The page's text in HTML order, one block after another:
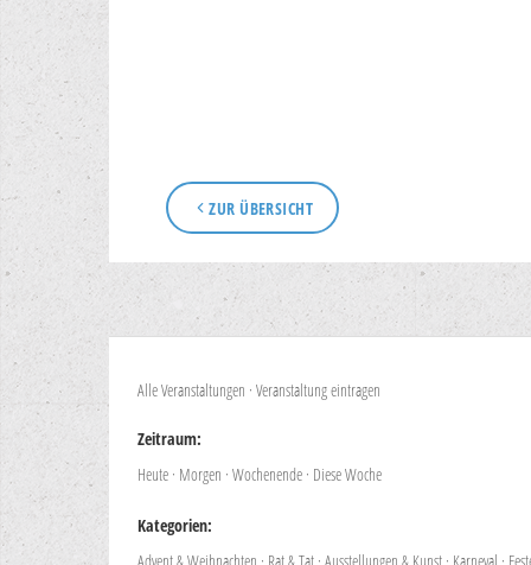
ZUR ÜBERSICHT
Alle Veranstaltungen · Veranstaltung eintragen
Zeitraum:
Heute · Morgen · Wochenende · Diese Woche
Kategorien: